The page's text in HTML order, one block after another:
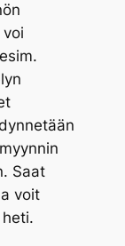
Saat
voit